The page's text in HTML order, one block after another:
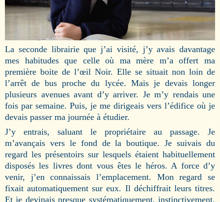
La seconde librairie que j’ai visité, j’y avais davantage
mes habitudes que celle où ma mère m’a offert ma
première boite de l’œil Noir. Elle se situait non loin de
l’arrêt de bus proche du lycée. Mais je devais longer
plusieurs avenues avant d’y arriver. Je m’y rendais une
fois par semaine. Puis, je me dirigeais vers l’édifice où je
devais passer ma journée à étudier.
J’y entrais, saluant le propriétaire au passage. Je
m’avançais vers le fond de la boutique. Je suivais du
regard les présentoirs sur lesquels étaient habituellement
disposés les livres dont vous êtes le héros. A force d’y
venir, j’en connaissais l’emplacement. Mon regard se
fixait automatiquement sur eux. Il déchiffrait leurs titres.
Et je devinais presque systématiquement, instinctivement,